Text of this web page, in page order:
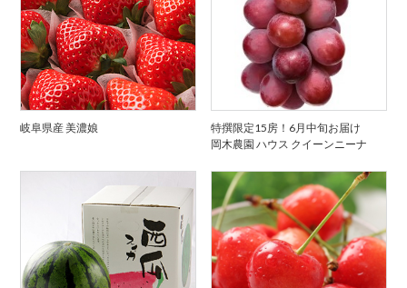
岐阜県産 美濃娘
特撰限定15房！6月中旬お届け
岡木農園 ハウス クイーンニーナ